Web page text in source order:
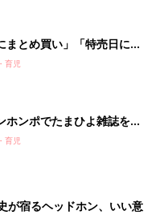
まとめ買い」「特売日にス
り歩く」の節約効果
育児
ホンポでたまひよ雑誌を買
ト10倍【期間限定】
育児
が宿るヘッドホン、いい意